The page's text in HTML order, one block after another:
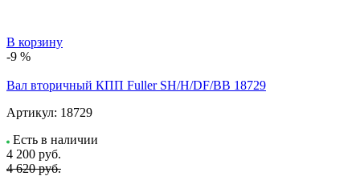
В корзину
-9 %
Вал вторичный КПП Fuller SH/H/DF/BB 18729
Артикул: 18729
Есть в наличии
4 200 руб.
4 620 руб.